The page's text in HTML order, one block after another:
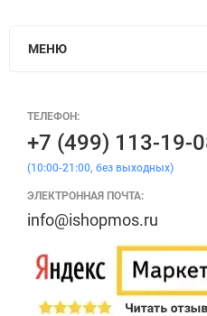
МЕНЮ
ТЕЛЕФОН:
+7 (499) 113-19-
(10:00-21:00, без выходных)
ЭЛЕКТРОННАЯ ПОЧТА:
info@ishopmos.ru